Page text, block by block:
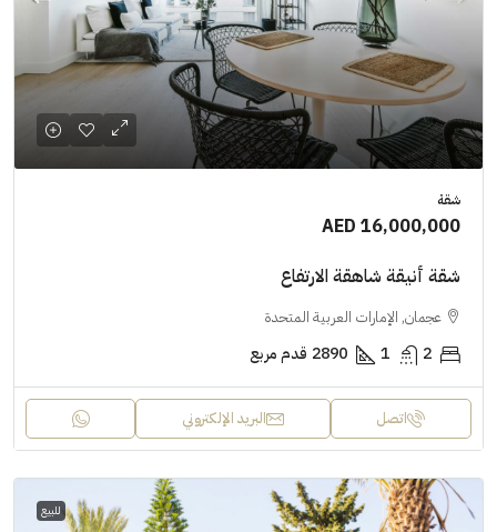
شقة
AED 16,000,000
شقة أنيقة شاهقة الارتفاع
عجمان, الإمارات العربية المتحدة
2
1
2890 قدم مربع
اتصل البريد الإلكتروني
للبيع